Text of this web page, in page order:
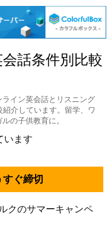
話条件別比較
イン英会話とリスニング
介しています。留学、ワ
の子供教育に。
います
ぐ締切
クのサマーキャンペ